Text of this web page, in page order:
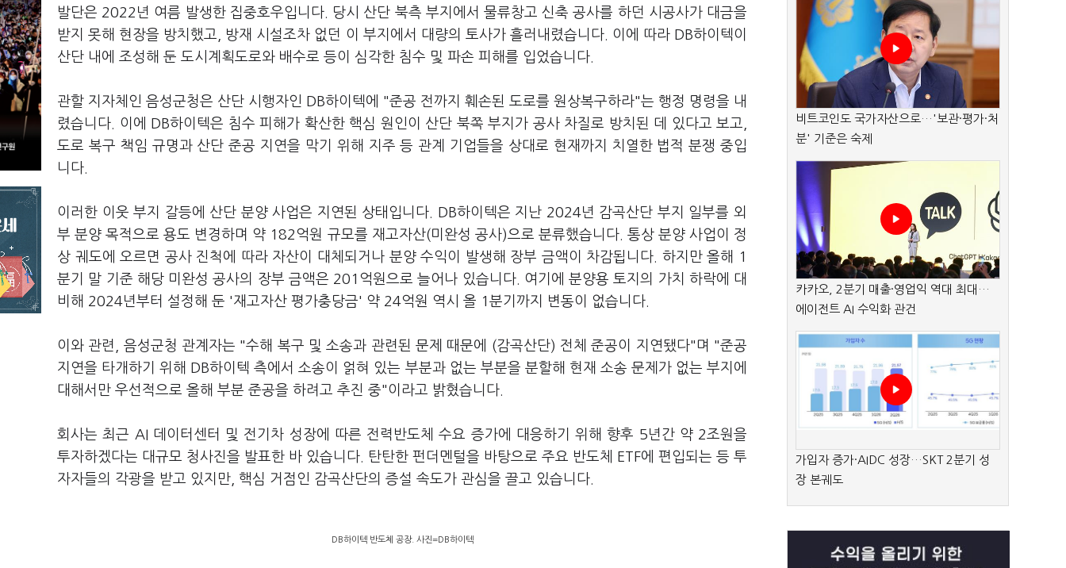
발단은 2022년 여름 발생한 집중호우입니다. 당시 산단 북측 부지에서 물류창고 신축 공사를 하던 시공사가 대금을
받지 못해 현장을 방치했고, 방재 시설조차 없던 이 부지에서 대량의 토사가 흘러내렸습니다. 이에 따라 DB하이텍이
산단 내에 조성해 둔 도시계획도로와 배수로 등이 심각한 침수 및 파손 피해를 입었습니다.
관할 지자체인 음성군청은 산단 시행자인 DB하이텍에 "준공 전까지 훼손된 도로를 원상복구하라"는 행정 명령을 내
렸습니다. 이에 DB하이텍은 침수 피해가 확산한 핵심 원인이 산단 북쪽 부지가 공사 차질로 방치된 데 있다고 보고,
도로 복구 책임 규명과 산단 준공 지연을 막기 위해 지주 등 관계 기업들을 상대로 현재까지 치열한 법적 분쟁 중입
니다.
이러한 이웃 부지 갈등에 산단 분양 사업은 지연된 상태입니다. DB하이텍은 지난 2024년 감곡산단 부지 일부를 외
부 분양 목적으로 용도 변경하며 약 182억원 규모를 재고자산(미완성 공사)으로 분류했습니다. 통상 분양 사업이 정
상 궤도에 오르면 공사 진척에 따라 자산이 대체되거나 분양 수익이 발생해 장부 금액이 차감됩니다. 하지만 올해 1
분기 말 기준 해당 미완성 공사의 장부 금액은 201억원으로 늘어나 있습니다. 여기에 분양용 토지의 가치 하락에 대
비해 2024년부터 설정해 둔 '재고자산 평가충당금' 약 24억원 역시 올 1분기까지 변동이 없습니다.
이와 관련, 음성군청 관계자는 "수해 복구 및 소송과 관련된 문제 때문에 (감곡산단) 전체 준공이 지연됐다"며 "준공
지연을 타개하기 위해 DB하이텍 측에서 소송이 얽혀 있는 부분과 없는 부분을 분할해 현재 소송 문제가 없는 부지에
대해서만 우선적으로 올해 부분 준공을 하려고 추진 중"이라고 밝혔습니다.
회사는 최근 AI 데이터센터 및 전기차 성장에 따른 전력반도체 수요 증가에 대응하기 위해 향후 5년간 약 2조원을
투자하겠다는 대규모 청사진을 발표한 바 있습니다. 탄탄한 펀더멘털을 바탕으로 주요 반도체 ETF에 편입되는 등 투
자자들의 각광을 받고 있지만, 핵심 거점인 감곡산단의 증설 속도가 관심을 끌고 있습니다.
DB하이텍 반도체 공장. 사진=DB하이텍
비트코인도 국가자산으로…'보관·평가·처
분' 기준은 숙제
카카오, 2분기 매출·영업익 역대 최대…
에이전트 AI 수익화 관건
가입자 증가·AIDC 성장…SKT 2분기 성
장 본궤도